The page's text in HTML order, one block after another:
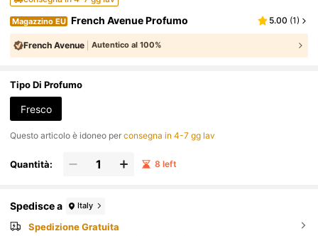
Magazzino EU French Avenue Profumo 5.00 (1)
French Avenue Autentico al 100%
Tipo Di Profumo
Fresco
Questo articolo è idoneo perconsegna in 4-7 gg lav
Quantità: 8 left
Spedisce a Italy
Spedizione Gratuita